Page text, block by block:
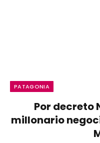
PATAGONIA
Por decreto
millonario